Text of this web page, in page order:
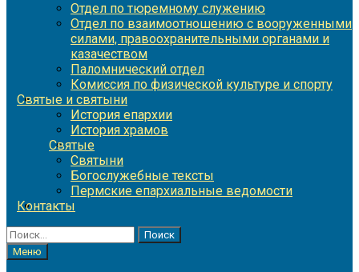
Отдел по тюремному служению
Отдел по взаимоотношению с вооруженными
силами, правоохранительными органами и
казачеством
Паломнический отдел
Комиссия по физической культуре и спорту
Святые и святыни
История епархии
История храмов
Святые
Святыни
Богослужебные тексты
Пермские епархиальные ведомости
Контакты
Найти:
Меню